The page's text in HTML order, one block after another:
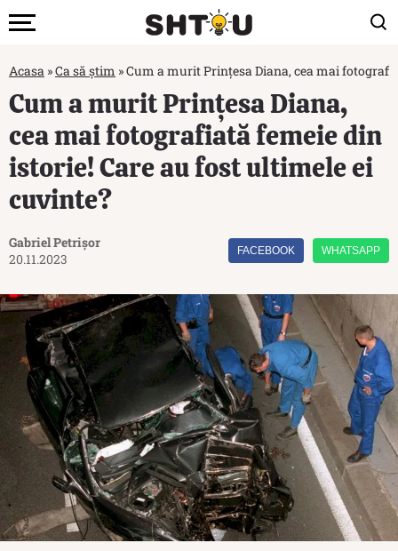
Acasa »Ca să știm »Cum a murit Prințesa Diana, cea mai
Cum a murit Prințesa Diana,
cea mai fotografiată femeie din
istorie! Care au fost ultimele ei
cuvinte?
Gabriel Petrișor
20.11.2023
FACEBOOK WHATSAPP